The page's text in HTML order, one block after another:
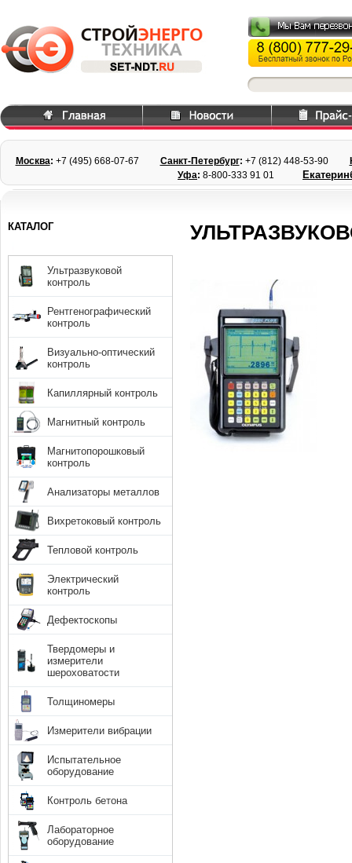
Москва: +7 (495) 668-07-67 Санкт-Петербург: +7 (812) 448-53-90
Уфа: 8-800-333 91 01
КАТАЛОГ
Ультразвуковой
контроль
Рентгенографический
контроль
Визуально-оптический
контроль
Капиллярный контроль
Магнитный контроль
Магнитопорошковый
контроль
Анализаторы металлов
Вихретоковый контроль
Тепловой контроль
Электрический
контроль
Дефектоскопы
Твердомеры и
измерители
шероховатости
Толщиномеры
Измерители вибрации
Испытательное
оборудование
Контроль бетона
Лабораторное
оборудование